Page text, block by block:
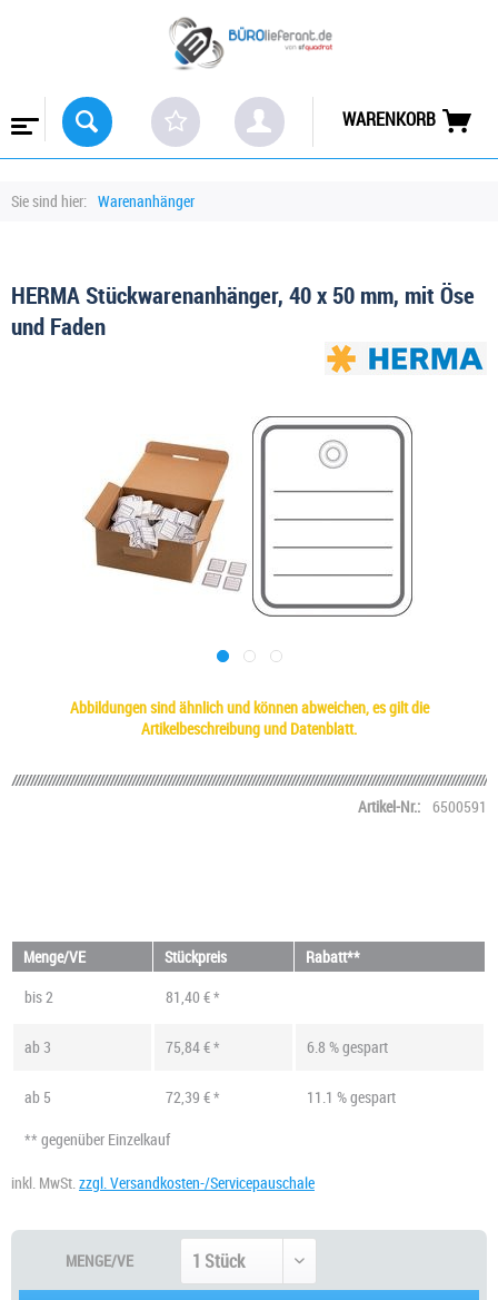
WARENKORB
Sie sind hier: Warenanhänger
HERMA Stückwarenanhänger, 40 x 50 mm, mit Öse
und Faden
Abbildungen sind ähnlich und können abweichen, es gilt die
Artikelbeschreibung und Datenblatt.
Artikel-Nr.: 6500591
Menge/VE Stückpreis
Rabatt**
bis2 81,40 € *
ab 3 75,84 € * 6.8 % gespart
ab 5 72,39 € *
11.1 % gespart
** gegenüber Einzelkauf
inkl. MwSt. zzgl. Versandkosten-/Servicepauschale
MENGE/VE